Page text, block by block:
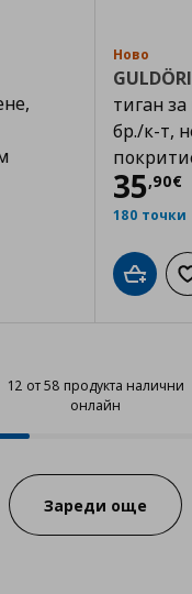
списъка с любими
Ново
тиган
бр./к-т,
35,90€
Цена
180 точки
Добави
12 от 58 продукта налични
онлайн
Зареди още